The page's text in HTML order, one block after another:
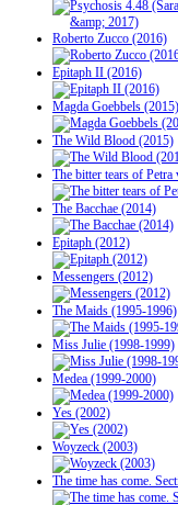
Roberto Zucco (2016)
Epitaph II (2016)
Magda Goebbels (2015)
The Wild Blood (2015)
The bitter tears of
The Bacchae (2014)
Epitaph (2012)
Messengers (2012)
The Maids (1995-1996)
Miss Julie (1998-1999)
Medea (1999-2000)
Yes (2002)
Woyzeck (2003)
The time has come.